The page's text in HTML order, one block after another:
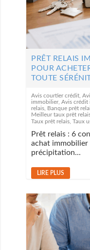
PRÊT RELAIS
POUR
TOUTE
Avis courtier crédit ,
immobilier ,Avis crédit
relais Banque prêt
Meilleur taux prêt
Taux prêt relais ,Taux
Prêt relais : 6
achat immobilier
précipitation...
LIRE PLUS